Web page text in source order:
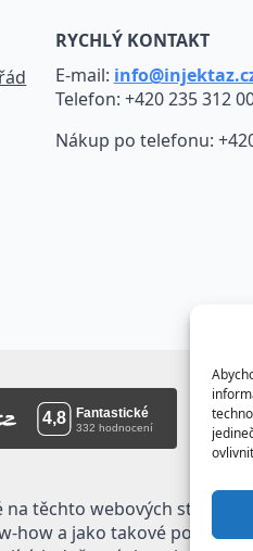
RYCHLÝ KONTAKT
E-mail:
Telefon: +420 235 312
Nákup po telefonu:
těchto webových
how a jako takové požívají